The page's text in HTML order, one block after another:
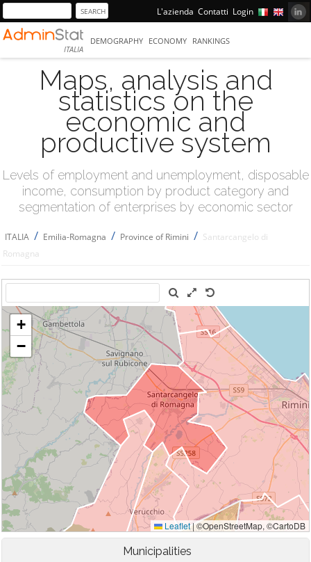
L'azienda Contatti Login
ITALIA
DEMOGRAPHY ECONOMY RANKINGS
Maps, analysis and
statistics on the
economic and
productive system
Levels of employment and unemployment, disposable
income, consumption by product category and
segmentation of enterprises by economic sector
ITALIA / Emilia-Romagna / Province of Rimini / Santarcangelo di
Romagna
Municipalities